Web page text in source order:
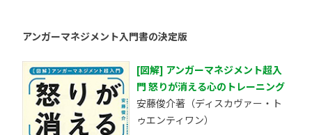
アンガーマネジメント入門書の決定版
[図解] アンガーマネジメント超入
門 怒りが消える心のトレーニング
安藤俊介著（ディスカヴァー・ト
ゥエンティワン）